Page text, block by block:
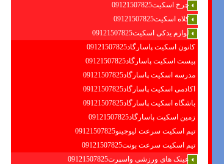
چرخ اسکیت09121507825
کلاه اسکیت09121507825
لوازم یدکی اسکیت09121507825
کانون اسکیت پاسارگاد09121507825
پیست اسکیت پاسارگاد09121507825
مدرسه اسکیت پاسارگاد09121507825
اکادمی اسکیت پاسارگاد09121507825
باشگاه اسکیت پاسارگاد09121507825
زمین اسکیت پاسارگاد09121507825
تیم اسکیت سرعت لیوجینو09121507825
تیم اسکیت سرعت بونت09121507825
عینک های ورزشی واسپرت09121507825